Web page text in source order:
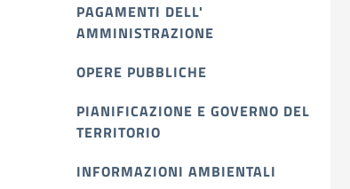
PAGAMENTI DELL'
AMMINISTRAZIONE
OPERE PUBBLICHE
PIANIFICAZIONE E GOVERNO DEL
TERRITORIO
INFORMAZIONI AMBIENTALI